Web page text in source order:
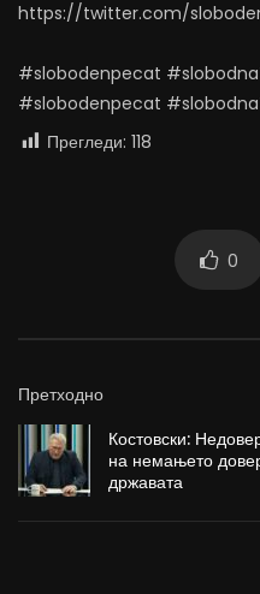
https://twitter.com/
#slobodenpecat
#slobodenpecat
Прегледи: 118
0
Претходно
Костовски:
на немањето
државата